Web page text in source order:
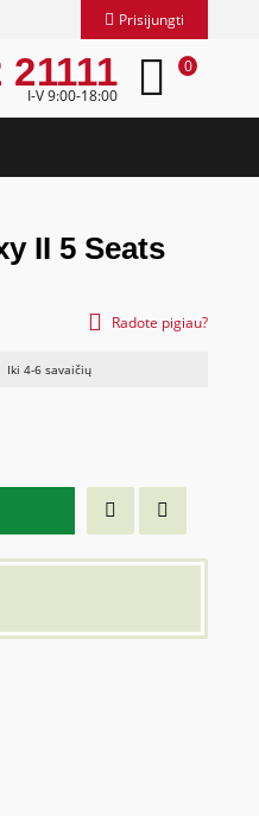
Prisijungti
I-V 9:00-18:00
0
II 5 Seats
Radote pigiau?
Iki 4-6 savaičių